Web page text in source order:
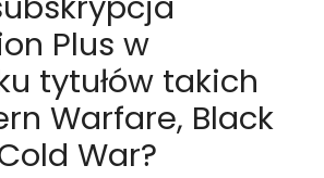
Plus w
tytułów takich
Warfare, Black
War?